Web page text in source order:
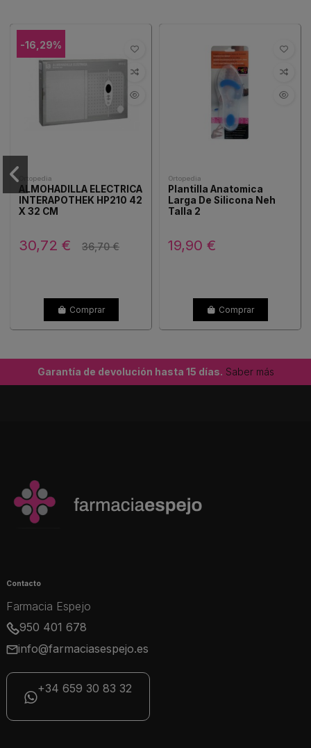
-16,29%
Ortopedia
ALMOHADILLA ELECTRICA
INTERAPOTHEK HP210 42
X 32 CM
30,72 € 36,70 €
Comprar
Ortopedia
Plantilla Anatomica
Larga De Silicona Neh
Talla 2
19,90 €
Comprar
Garantía de devolución hasta 15 días. Saber más
Contacto
Farmacia Espejo
950 401 678
info@farmaciasespejo.es
+34 659 30 83 32